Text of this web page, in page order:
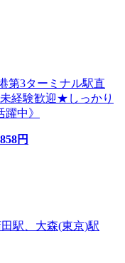
第3ターミナル駅直
経験歓迎★しっかり
中》
円
駅、大森(東京)駅